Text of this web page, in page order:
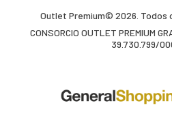
Outlet Premium© 2026.
CONSORCIO OUTLET PREMIUM
39.730.799/